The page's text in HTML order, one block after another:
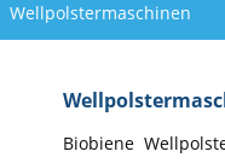
Wellpolstermaschinen
Biobiene